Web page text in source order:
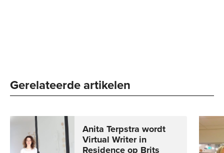
Gerelateerde artikelen
Anita Terpstra wordt
Virtual Writer in
Residence op Brits